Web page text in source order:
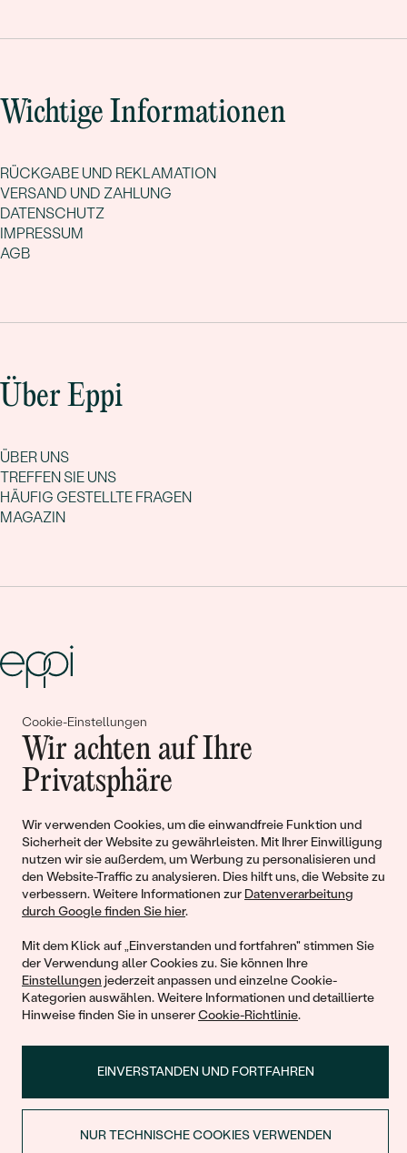
Cookie-Einstellungen
Wir achten auf Ihre
Privatsphäre
Wir verwenden Cookies, um die einwandfreie Funktion und
Sicherheit der Website zu gewährleisten. Mit Ihrer Einwilligung
nutzen wir sie außerdem, um Werbung zu personalisieren und
den Website-Traffic zu analysieren. Dies hilft uns, die Website zu
verbessern. Weitere Informationen zur Datenverarbeitung
durch Google finden Sie hier.
Mit dem Klick auf „Einverstanden und fortfahren" stimmen Sie
der Verwendung aller Cookies zu. Sie können Ihre
Einstellungen jederzeit anpassen und einzelne Cookie-
Kategorien auswählen. Weitere Informationen und detaillierte
Hinweise finden Sie in unsererCookie-Richtlinie.
EINVERSTANDEN UND FORTFAHREN
NUR TECHNISCHE COOKIES VERWENDEN
Wichtige Informationen
RÜCKGABE UND REKLAMATION
VERSAND UND ZAHLUNG
DATENSCHUTZ
IMPRESSUM
AGB
Über Eppi
ÜBER UNS
TREFFEN SIE UNS
HÄUFIG GESTELLTE FRAGEN
MAGAZIN
Gemeinsam erschaffen wir
Geschichten von Schönheit und
Liebe
Begleiten Sie uns!